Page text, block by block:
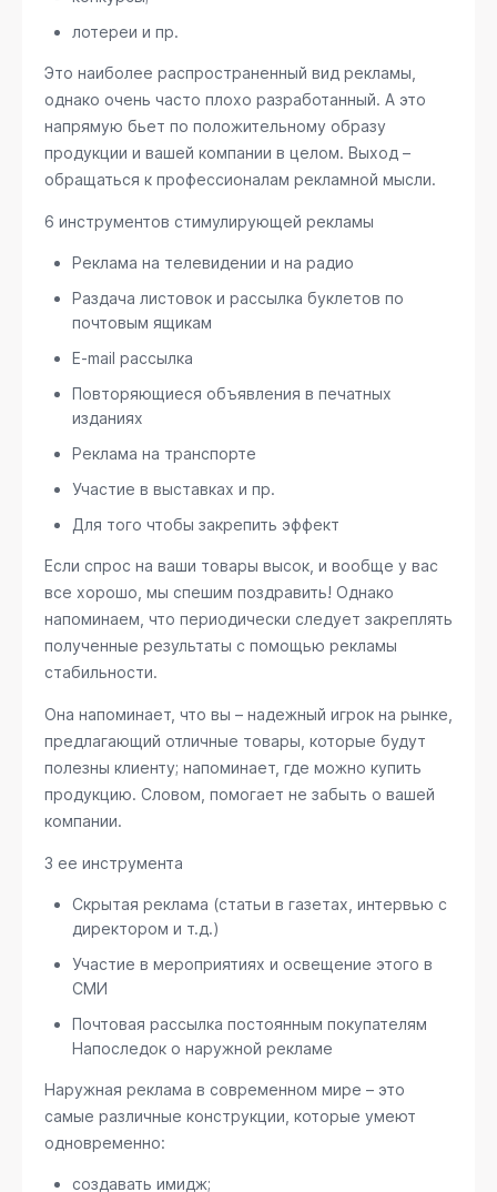
лотереи и пр.
Это наиболее распространенный вид рекламы,
однако очень часто плохо разработанный. А это
напрямую бьет по положительному образу
продукции и вашей компании в целом. Выход –
обращаться к профессионалам рекламной мысли.
6 инструментов стимулирующей рекламы
Реклама на телевидении и на радио
Раздача листовок и рассылка буклетов по
почтовым ящикам
E-mail рассылка
Повторяющиеся объявления в печатных
изданиях
Реклама на транспорте
Участие в выставках и пр.
Для того чтобы закрепить эффект
Если спрос на ваши товары высок, и вообще у вас
все хорошо, мы спешим поздравить! Однако
напоминаем, что периодически следует закреплять
полученные результаты с помощью рекламы
стабильности.
Она напоминает, что вы – надежный игрок на рынке,
предлагающий отличные товары, которые будут
полезны клиенту; напоминает, где можно купить
продукцию. Словом, помогает не забыть о вашей
компании.
3 ее инструмента
Скрытая реклама (статьи в газетах, интервью с
директором и т.д.)
Участие в мероприятиях и освещение этого в
СМИ
Почтовая рассылка постоянным покупателям
Напоследок о наружной рекламе
Наружная реклама в современном мире – это
самые различные конструкции, которые умеют
одновременно:
создавать имидж;